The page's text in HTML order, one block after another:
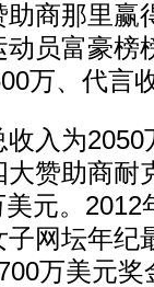
商那里赢
员富豪榜
万、代言
入为2050
赞助商耐
元。2012
子网坛年纪
万美元